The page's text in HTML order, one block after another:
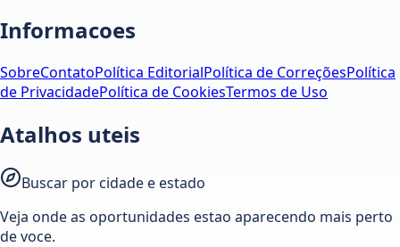
Informacoes
SobreContatoPolítica EditorialPolítica de CorreçõesPolítica
de PrivacidadePolítica de CookiesTermos de Uso
Atalhos uteis
Buscar por cidade e estado
Veja onde as oportunidades estao aparecendo mais perto
de voce.